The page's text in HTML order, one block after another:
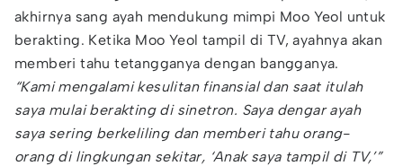
akhirnya sang ayah mendukung mimpi Moo Yeol untuk
berakting. Ketika Moo Yeol tampil di TV, ayahnya akan
memberi tahu tetangganya dengan bangganya.
“Kami mengalami kesulitan finansial dan saat itulah
saya mulai berakting di sinetron. Saya dengar ayah
saya sering berkeliling dan memberi tahu orang-
orang di lingkungan sekitar, ‘Anak saya tampil di TV,’”